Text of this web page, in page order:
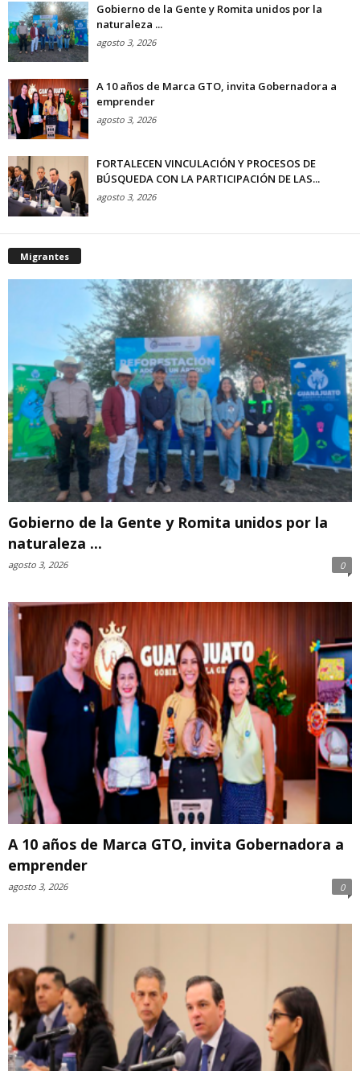
Gobierno de la Gente y Romita unidos por la
naturaleza ...
agosto 3, 2026
A 10 años de Marca GTO, invita Gobernadora a
emprender
agosto 3, 2026
FORTALECEN VINCULACIÓN Y PROCESOS DE
BÚSQUEDA CON LA PARTICIPACIÓN DE LAS...
agosto 3, 2026
Migrantes
Gobierno de la Gente y Romita unidos por la
naturaleza ...
agosto 3, 2026 0
A 10 años de Marca GTO, invita Gobernadora a
emprender
agosto 3, 2026 0